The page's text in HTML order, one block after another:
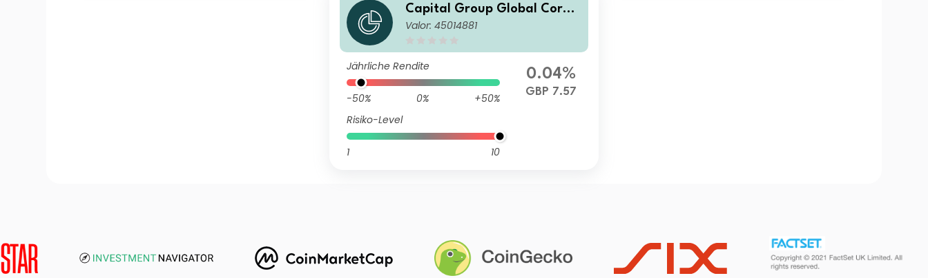
Capital Group Global Corpo
rate Bond Fund (LUX) ZLdh-
Valor: 45014881
Jährliche Rendite
-50% 0%
+50%
Risiko-Level
1 10
0.04%
GBP 7.57